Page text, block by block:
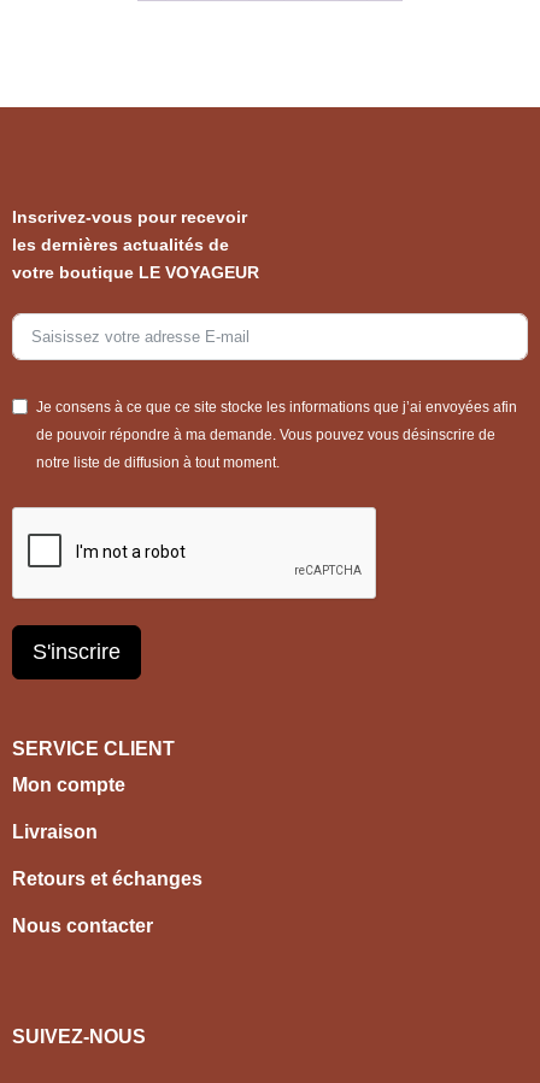
Inscrivez-vous pour recevoir
les dernières actualités de
votre boutique LE VOYAGEUR
Je consens à ce que ce site stocke les informations que j’ai envoyées afin
de pouvoir répondre à ma demande. Vous pouvez vous désinscrire de
notre liste de diffusion à tout moment.
S'inscrire
SERVICE CLIENT
Mon compte
Livraison
Retours et échanges
Nous contacter
SUIVEZ-NOUS